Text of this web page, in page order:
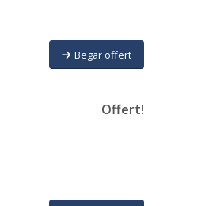
Begär offert
Offert!